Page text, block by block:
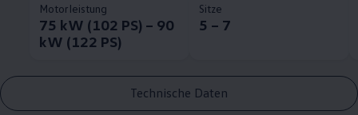
Motorleistung
75 kW (102 PS) – 90
kW (122 PS)
Sitze
5 – 7
Technische Daten